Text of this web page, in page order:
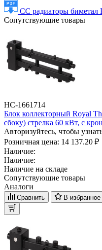
СС радиаторы биметал
Сопутствующие товары
НС-1661714
Блок коллекторный Royal
сбоку) стрелка 60 кВт, с
Авторизуйтесь, чтобы
Розничная цена: 14 137.20 ₽
Наличие:
Наличие:
Наличие на складе
Сопутствующие товары
Аналоги
Сравнить В избранное